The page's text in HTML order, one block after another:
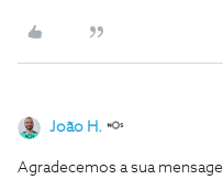
João H.
Agradecemos a sua